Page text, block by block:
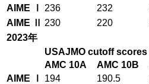
AIME Ⅰ
236 232
AIME Ⅱ
230 220
2023年
USAJMO cutoff scores
AMC 10A
AMC 10B
AIME Ⅰ
194 190.5